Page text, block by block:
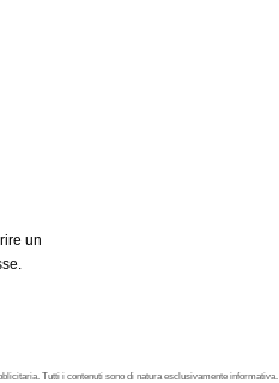
un
Tutti i contenuti sono di natura esclusivamente informativa.